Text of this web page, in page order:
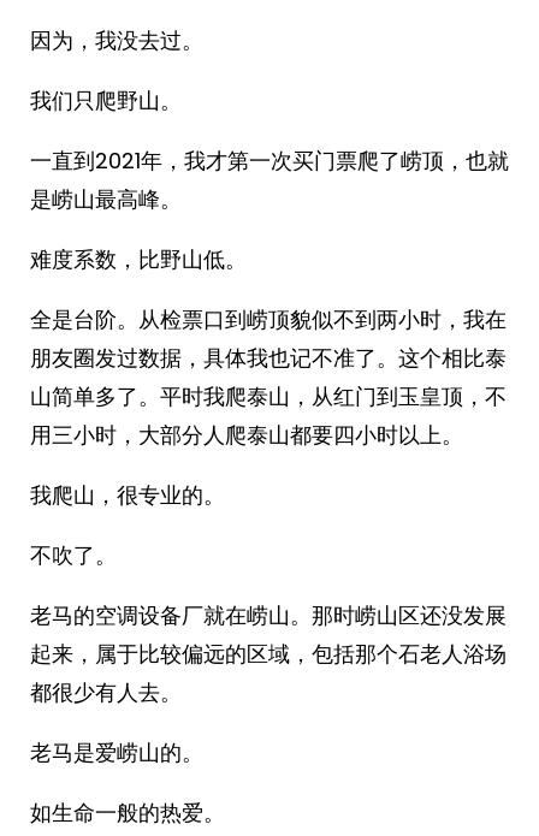
因为，我没去过。
我们只爬野山。
一直到2021年，我才第一次买门票爬了崂顶，也就
是崂山最高峰。
难度系数，比野山低。
全是台阶。从检票口到崂顶貌似不到两小时，我在
朋友圈发过数据，具体我也记不准了。这个相比泰
山简单多了。平时我爬泰山，从红门到玉皇顶，不
用三小时，大部分人爬泰山都要四小时以上。
我爬山，很专业的。
不吹了。
老马的空调设备厂就在崂山。那时崂山区还没发展
起来，属于比较偏远的区域，包括那个石老人浴场
都很少有人去。
老马是爱崂山的。
如生命一般的热爱。